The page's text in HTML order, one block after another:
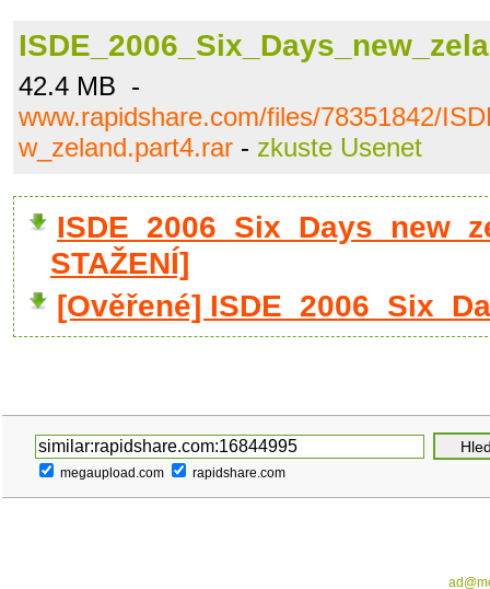
42.4 MB -
www.rapidshare.com/files/78351842/
w_zeland.part4.rar - zkuste Usenet
STAŽENÍ]
[Ověřené]
megaupload.com rapidshare.com